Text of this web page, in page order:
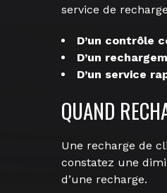
service de
D’un contrôle
D’un
D’un service
QUAND
Une recharge de
constatez une
d’une recharge.